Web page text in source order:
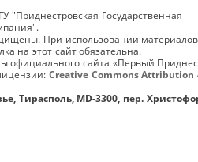
"Приднестровская Государственная
При использовании
на этот сайт обязательна.
официального сайта «Первый
Creative Commons Attribution
Тирасполь, MD-3300, пер.